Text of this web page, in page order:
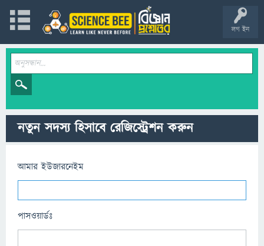
লগ ইন
নতুন সদস্য হিসাবে রেজিস্ট্রেশন করুন
আমার ইউজারনেইম
পাসওয়ার্ডঃ